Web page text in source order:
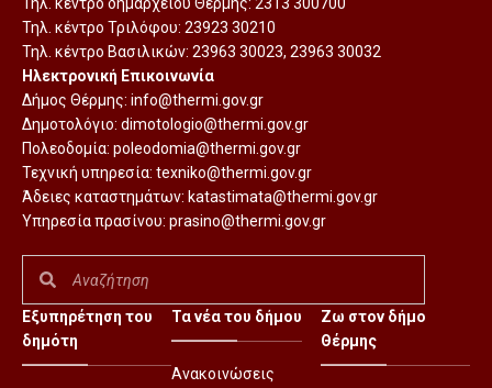
Τηλ. κέντρο Τριλόφου: 23923 30210
Τηλ. κέντρο Βασιλικών: 23963 30023, 23963 30032
Ηλεκτρονική Επικοινωνία
Δήμος Θέρμης: info@thermi.gov.gr
Δημοτολόγιο: dimotologio@thermi.gov.gr
Πολεοδομία: poleodomia@thermi.gov.gr
Τεχνική υπηρεσία: texniko@thermi.gov.gr
Άδειες καταστημάτων: katastimata@thermi.gov.gr
Υπηρεσία πρασίνου: prasino@thermi.gov.gr
Εξυπηρέτηση του
δημότη
Τα νέα του δήμου
Ανακοινώσεις
Ζω στον δήμο
Θέρμης